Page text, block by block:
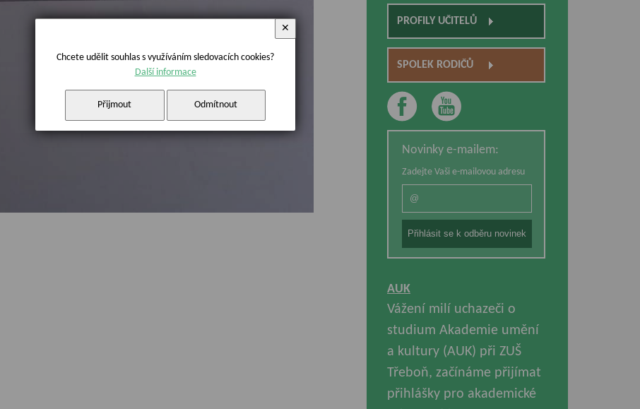
PROFILY UČITELŮ
SPOLEK RODIČŮ
Novinky e-mailem:
Zadejte Vaši e-mailovou adresu
AUK
Vážení milí uchazeči o
studium Akademie umění
a kultury (AUK) při ZUŠ
Třeboň, začínáme přijímat
přihlášky pro akademické
Chcete udělit souhlas s využíváním sledovacích cookies?
Další informace
Přijmout Odmítnout
✕